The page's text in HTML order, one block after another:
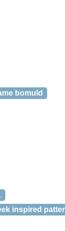
bomuld
inspired